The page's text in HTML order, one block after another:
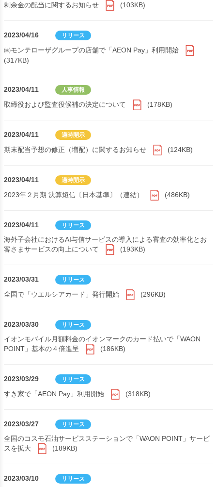
剰余金の配当に関するお知らせ (103KB)
2023/04/16 リリース
㈱モンテローザグループの店舗で「AEON Pay」利用開始
(317KB)
2023/04/11 人事情報
取締役および監査役候補の決定について (178KB)
2023/04/11 適時開示
期末配当予想の修正（増配）に関するお知らせ (124KB)
2023/04/11 適時開示
2023年２月期 決算短信〔日本基準〕（連結） (486KB)
2023/04/11 リリース
海外子会社におけるAI与信サービスの導入による審査の効率化とお
客さまサービスの向上について
(193KB)
2023/03/31 リリース
全国で「ウエルシアカード」発行開始 (296KB)
2023/03/30 リリース
イオンモバイル月額料金のイオンマークのカード払いで「WAON
POINT」基本の４倍進呈
(186KB)
2023/03/29 リリース
すき家で「AEON Pay」利用開始 (318KB)
2023/03/27 リリース
全国のコスモ石油サービスステーションで「WAON POINT」サービ
スを拡大
(189KB)
2023/03/10 リリース